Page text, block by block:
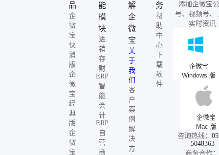
品
企
微
宝
快
消
版
企
微
宝
经
典
版
企
微
宝
能
模
块
进
销
存
财
ERP
智
能
会
计
ERP
自
营
商
解
企
微
宝
关
于
我
们
客
户
案
例
解
决
方
务
帮
助
中
心
下
载
软
件
添加企微宝
号、视频号、
实时资讯
企微宝
Windows 版
企微宝
Mac 版
咨询热线：
5048363
商务合作：